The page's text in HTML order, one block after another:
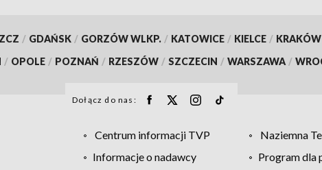
/ GDAŃSK / GORZÓW WLKP. / KATOWICE / KIELCE / KRAKÓW
/ OPOLE / POZNAŃ / RZESZÓW / SZCZECIN / WARSZAWA /
Dołącz do nas:
Centrum informacji TVP Naziemna
Informacje o nadawcy Program dla